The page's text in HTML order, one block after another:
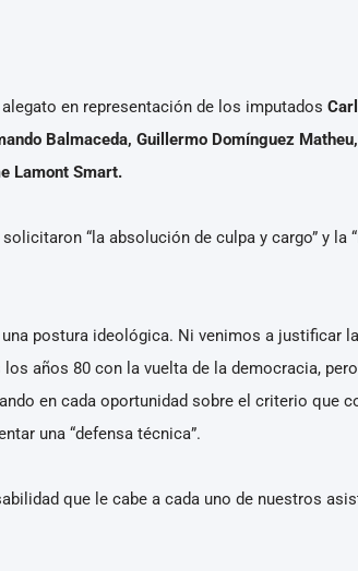
en representación de los imputados
Balmaceda, Guillermo Domínguez
Lamont Smart.
“la absolución de culpa y cargo” y la
postura ideológica. Ni venimos a justificar
años 80 con la vuelta de la democracia,
en cada oportunidad sobre el criterio que
una “defensa técnica”.
que le cabe a cada uno de nuestros